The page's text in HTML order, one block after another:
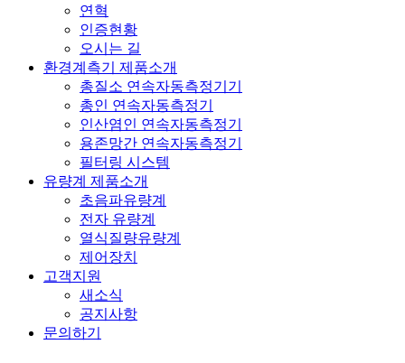
연혁
인증현황
오시는 길
환경계측기 제품소개
총질소 연속자동측정기기
총인 연속자동측정기
인산염인 연속자동측정기
용존망간 연속자동측정기
필터링 시스템
유량계 제품소개
초음파유량계
전자 유량계
열식질량유량계
제어장치
고객지원
새소식
공지사항
문의하기